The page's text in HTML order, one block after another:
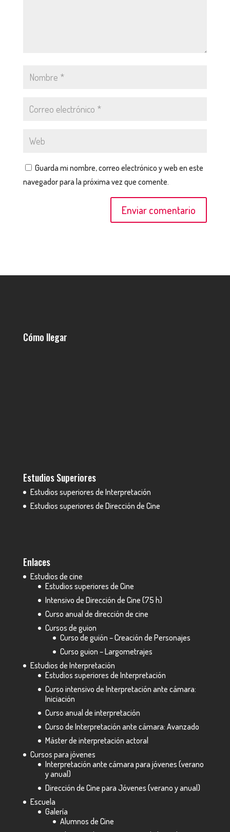
Guarda mi nombre, correo electrónico y web en este
navegador para la próxima vez que comente.
Cómo llegar
Estudios Superiores
Estudios superiores de Interpretación
Estudios superiores de Dirección de Cine
Enlaces
Estudios de cine
Estudios superiores de Cine
Intensivo de Dirección de Cine (75 h)
Curso anual de dirección de cine
Cursos de guion
Curso de guión – Creación de Personajes
Curso guion – Largometrajes
Estudios de Interpretación
Estudios superiores de Interpretación
Curso intensivo de Interpretación ante cámara:
Iniciación
Curso anual de interpretación
Curso de Interpretación ante cámara: Avanzado
Máster de interpretación actoral
Cursos para jóvenes
Interpretación ante cámara para jóvenes (verano
y anual)
Dirección de Cine para Jóvenes (verano y anual)
Escuela
Galería
Alumnos de Cine